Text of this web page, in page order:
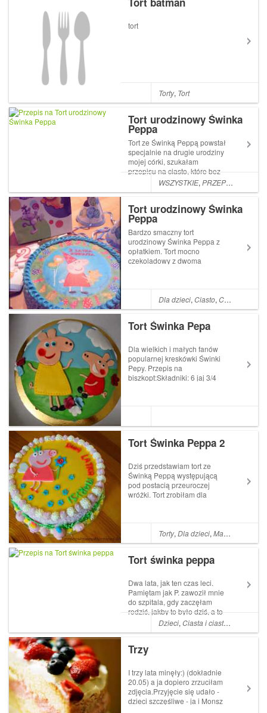
tort
Torty, Tort
Tort urodzinowy Świnka
Peppa
Tort ze Świnką Peppą powstał
specjalnie na drugie urodziny
mojej córki, szukałam
przepisu na ciasto, które bez
problemów utrzymałoby dużą
ilość kremu, dżem i sporo
z biszkoptów, bo tort miał być
wysoki, więc dolne warstwy
pew...
WSZYSTKIE,PRZEPISY
Tort urodzinowy Świnka
Peppa
Bardzo smaczny tort
urodzinowy Świnka Peppa z
opłatkiem. Tort mocno
czekoladowy z dwoma
lubiących słodycz. Jeśli
chodzi o opłatek użyłam
allegro. ...
Dla dzieci,Ciasto,Czekolada
Tort Świnka Pepa
Dla wielkich i małych fanów
popularnej kreskówki Świnki
Pepy. Przepis na
biszkopt:Składniki: 6 jaj 3/4
proszku do pieczenia 3 łyżki
Tort Świnka Peppa 2
Dziś przedstawiam tort ze
Świnką Peppą występującą
pod postacią przeuroczej
wróżki. Tort zrobiłam dla
osobiście usłyszałam od niej,
że tort ma być ze Świnką
Torty,Dla dzieci,Masa cukrowa
Tort świnka peppa
Dwa lata, jak ten czas leci.
Pamiętam jak P. zawoził mnie
do szpitala, gdy zaczęłam
rodzić, jakby to było dziś, a to
już 2 piękne lata życia naszej
Zuzi. Mała Zuzia jest wielką
było innego wyjścia, tort
Dzieci,Ciasta i ciasteczka
Trzy
I trzy lata minęły:) (dokładnie
20.05) a ja dopiero zrzuciłam
zdjęcia.Przyjęcie się udało -
dzieci szczęśliwe - ja i Monsz